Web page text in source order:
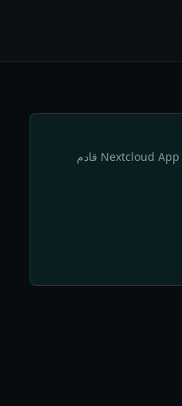
التطبيق يعمل بشكل كامل وجاهز للاختبار. قم بتنزيل الأرشيف والتثبيت يدويًا. النشر في Nextcloud App Store قادم